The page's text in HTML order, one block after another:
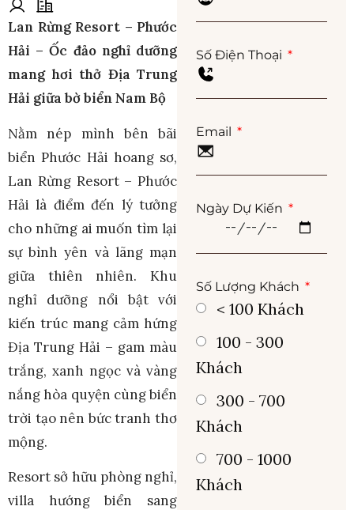
Lan Rừng Resort – Phước
Hải – Ốc đảo nghỉ dưỡng
mang hơi thở Địa Trung
Hải giữa bờ biển Nam Bộ
Nằm nép mình bên bãi
biển Phước Hải hoang sơ,
Lan Rừng Resort – Phước
Hải là điểm đến lý tưởng
cho những ai muốn tìm lại
sự bình yên và lãng mạn
giữa thiên nhiên. Khu
nghỉ dưỡng nổi bật với
kiến trúc mang cảm hứng
Địa Trung Hải – gam màu
trắng, xanh ngọc và vàng
nắng hòa quyện cùng biển
trời tạo nên bức tranh thơ
mộng.
Resort sở hữu phòng nghỉ,
villa hướng biển sang
Số Điện Thoại
Email
Ngày Dự Kiến
Số Lượng Khách
< 100 Khách
100 - 300
Khách
300 - 700
Khách
700 - 1000
Khách